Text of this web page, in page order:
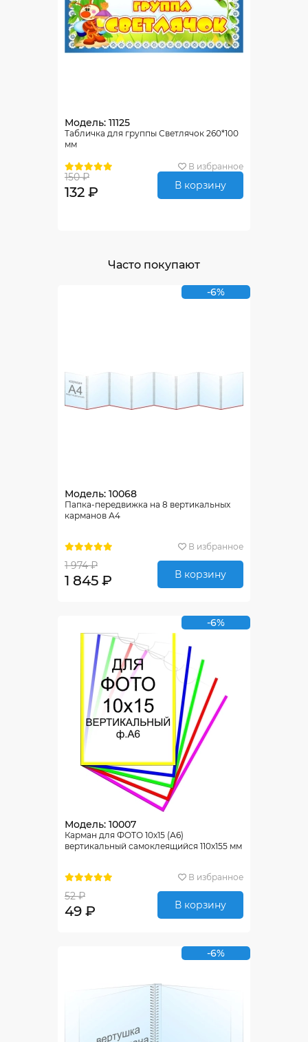
Модель: 11125
Табличка для группы Светлячок 260*100
мм
В избранное
150 ₽
132 ₽ В корзину
Часто покупают
-6%
Модель: 10068
Папка-передвижка на 8 вертикальных
карманов А4
В избранное
1 974 ₽
1 845 ₽ В корзину
-6%
Модель: 10007
Карман для ФОТО 10х15 (А6)
вертикальный самоклеящийся 110х155 мм
В избранное
52 ₽
49 ₽ В корзину
-6%